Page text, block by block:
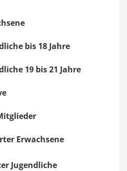
bis 18 Jahre
19 bis 21 Jahre
Erwachsene
Jugendliche